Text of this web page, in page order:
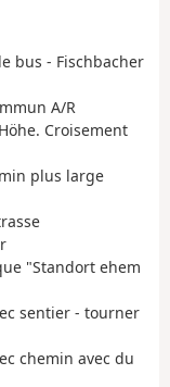
bus - Fischbacher
A/R
Croisement
plus large
"Standort ehem
sentier - tourner
chemin avec du